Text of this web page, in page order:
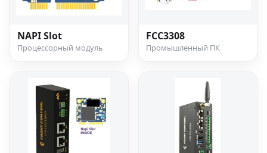
NAPI Slot
Процессорный модуль
FCC3308
Промышленный ПК